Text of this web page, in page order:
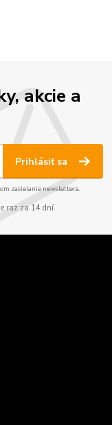
akcie a
Prihlásiť sa
zasielania newslettera.
raz za 14 dní.